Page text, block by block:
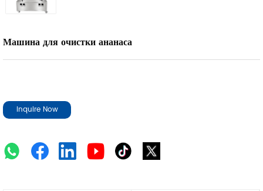
Машина для очистки ананаса
Inquire Now